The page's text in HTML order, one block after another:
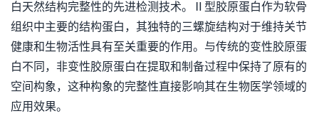
白天然结构完整性的先进检测技术。Ⅱ型胶原蛋白作为软骨
组织中主要的结构蛋白，其独特的三螺旋结构对于维持关节
健康和生物活性具有至关重要的作用。与传统的变性胶原蛋
白不同，非变性胶原蛋白在提取和制备过程中保持了原有的
空间构象，这种构象的完整性直接影响其在生物医学领域的
应用效果。